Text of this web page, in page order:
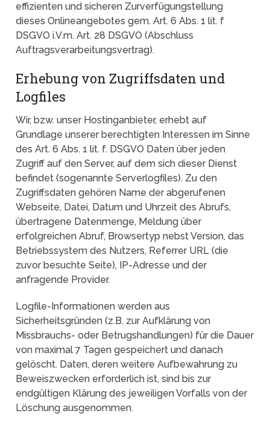
effizienten und sicheren Zurverfügungstellung
dieses Onlineangebotes gem. Art. 6 Abs. 1 lit. f
DSGVO i.V.m. Art. 28 DSGVO (Abschluss
Auftragsverarbeitungsvertrag).
Erhebung von Zugriffsdaten und
Logfiles
Wir, bzw. unser Hostinganbieter, erhebt auf
Grundlage unserer berechtigten Interessen im Sinne
des Art. 6 Abs. 1 lit. f. DSGVO Daten über jeden
Zugriff auf den Server, auf dem sich dieser Dienst
befindet (sogenannte Serverlogfiles). Zu den
Zugriffsdaten gehören Name der abgerufenen
Webseite, Datei, Datum und Uhrzeit des Abrufs,
übertragene Datenmenge, Meldung über
erfolgreichen Abruf, Browsertyp nebst Version, das
Betriebssystem des Nutzers, Referrer URL (die
zuvor besuchte Seite), IP-Adresse und der
anfragende Provider.
Logfile-Informationen werden aus
Sicherheitsgründen (z.B. zur Aufklärung von
Missbrauchs- oder Betrugshandlungen) für die Dauer
von maximal 7 Tagen gespeichert und danach
gelöscht. Daten, deren weitere Aufbewahrung zu
Beweiszwecken erforderlich ist, sind bis zur
endgültigen Klärung des jeweiligen Vorfalls von der
Löschung ausgenommen.